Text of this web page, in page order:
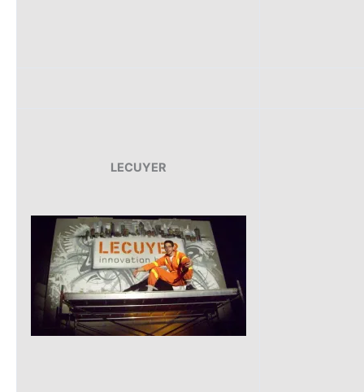
LECUYER